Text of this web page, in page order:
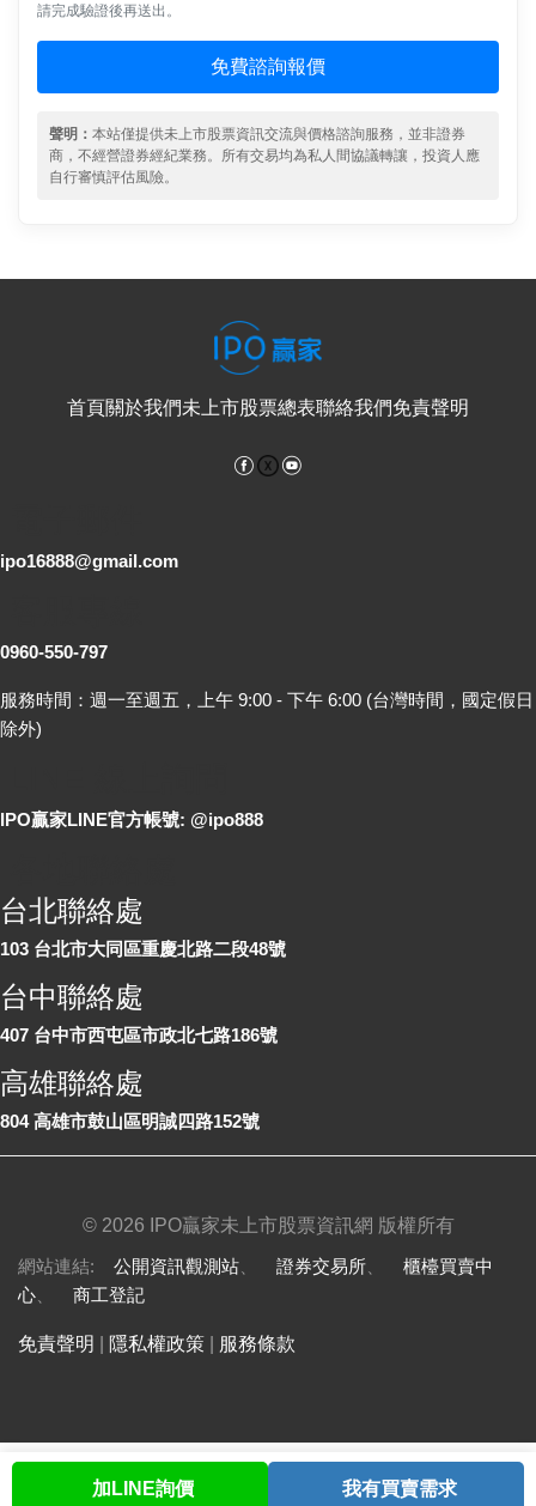
股票查詢 與我聯繫 會員中心
請完成驗證後再送出。
免費諮詢報價
聲明： 本站僅提供未上市股票資訊交流與價格諮詢服務，並非證券
商，不經營證券經紀業務。所有交易均為私人間協議轉讓，投資人應
自行審慎評估風險。
首頁關於我們未上市股票總表聯絡我們免責聲明
Facebook
ipo16888@gmail.com
0960-550-797
服務時間：週一至週五，上午 9:00 - 下午 6:00 (台灣時間，國定假日
除外)
IPO贏家LINE官方帳號: @ipo888
台北聯絡處
103 台北市大同區重慶北路二段48號
台中聯絡處
407 台中市西屯區市政北七路186號
高雄聯絡處
804 高雄市鼓山區明誠四路152號
© 2026 IPO贏家未上市股票資訊網 版權所有
網站連結: 公開資訊觀測站 證券交易所
櫃檯買賣中
心
商工登記
免責聲明 隱私權政策 服務條款
加LINE詢價 我有買賣需求